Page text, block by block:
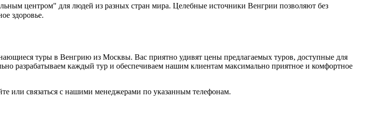
центром" для людей из разных стран мира. Целебные источники Венгрии позволяют без
здоровье.
туры в Венгрию из Москвы. Вас приятно удивят цены предлагаемых туров, доступные для
разрабатываем каждый тур и обеспечиваем нашим клиентам максимально приятное и комфортное
или связаться с нашими менеджерами по указанным телефонам.